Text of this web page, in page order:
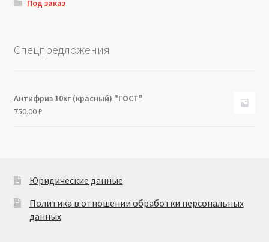
Под заказ
Спецпредложения
Антифриз 10кг (красный) "ГОСТ"
750.00₽
Юридические данные
Политика в отношении обработки персональных
данных